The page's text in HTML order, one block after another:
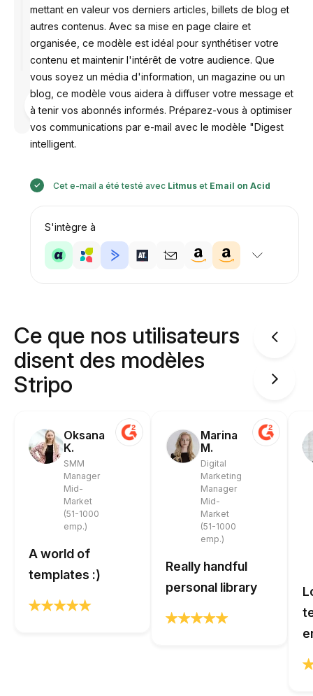
Conçu par
Anastasiia
mettant en valeur vos derniers articles, billets de blog et
autres contenus. Avec sa mise en page claire et
organisée, ce modèle est idéal pour synthétiser votre
contenu et maintenir l'intérêt de votre audience. Que
vous soyez un média d'information, un magazine ou un
blog, ce modèle vous aidera à diffuser votre message et
à tenir vos abonnés informés. Préparez-vous à optimiser
vos communications par e-mail avec le modèle "Digest
intelligent.
Cet e-mail a été testé avec Litmuset Email on Acid
S'intègre à
Ce que nos utilisateurs
disent des modèles
Stripo
Oksana
K.
SMM
Manager
Mid-
Market
(51-1000
emp.)
A world of
templates :)
Marina
M.
Digital
Marketing
Manager
Mid-
Market
(51-1000
emp.)
Really handful
personal library